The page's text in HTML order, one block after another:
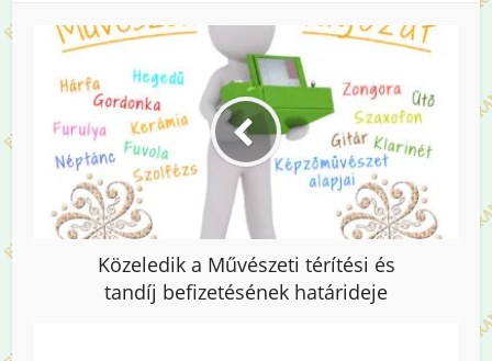
Közeledik a Művészeti térítési és
tandíj befizetésének határideje